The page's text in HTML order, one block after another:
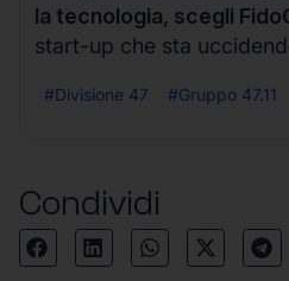
la tecnologia, scegli
start-up che sta
#Divisione 47 #Gruppo 47.11
Condividi